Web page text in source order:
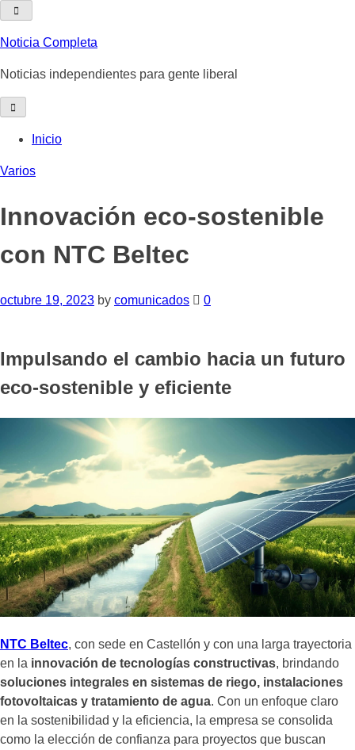
content
Noticia Completa
Noticias independientes para gente liberal
Inicio
Varios
Innovación eco-sostenible
con NTC Beltec
octubre 19, 2023 by comunicados 0
Impulsando el cambio hacia un futuro
eco-sostenible y eficiente
NTC Beltec, con sede en Castellón y con una larga trayectoria
en la innovación de tecnologías constructivas, brindando
soluciones integrales en sistemas de riego, instalaciones
fotovoltaicas y tratamiento de agua. Con un enfoque claro
en la sostenibilidad y la eficiencia, la empresa se consolida
como la elección de confianza para proyectos que buscan